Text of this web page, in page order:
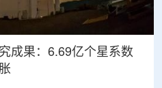
成果：6.69亿个星系数